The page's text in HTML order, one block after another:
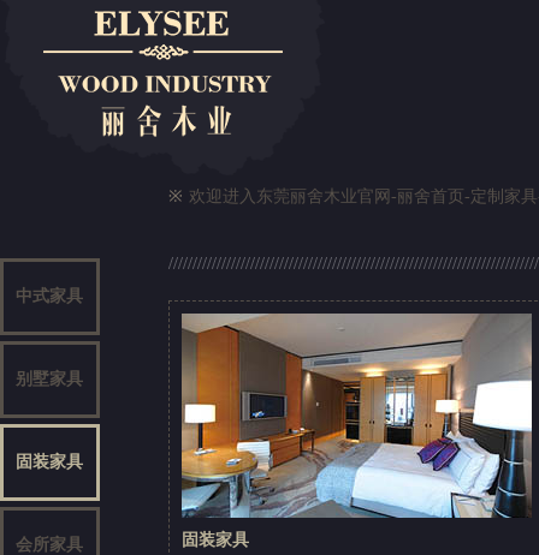
※ 欢迎进入东莞丽舍木业官网-丽舍首页 -定制家具
中式家具
别墅家具
固装家具
会所家具 固装家具